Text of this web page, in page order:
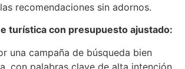
recomendaciones sin adornos.
turística con presupuesto ajustado:
una campaña de búsqueda bien
con palabras clave de alta intención